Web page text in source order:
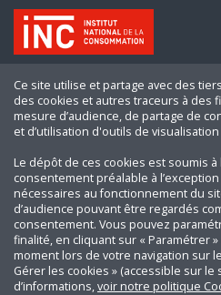
Ce site utilise et partage avec des
des cookies et autres traceurs à des
mesure d’audience, de partage de
et d’utilisation d'outils de
Le dépôt de ces cookies est soumis
consentement préalable à
nécessaires au fonctionnement du
d’audience pouvant être regardés
consentement. Vous pouvez
finalité, en cliquant sur « Paramétrer
moment lors de votre navigation sur
Gérer les cookies » (accessible sur le
d’informations,voir notre politique